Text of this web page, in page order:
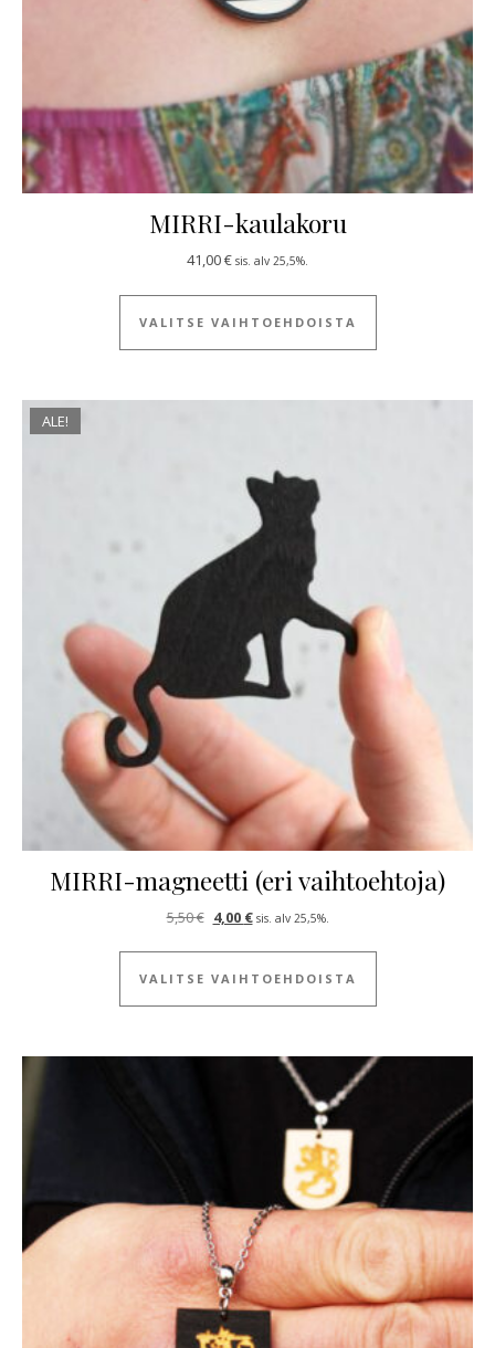
MIRRI-kaulakoru
41,00€ sis. alv 25,5%.
VALITSE VAIHTOEHDOISTA
Tällä tuotteella
ALE!
MIRRI-magneetti (eri vaihtoehtoja)
5,50€ Alkuperäinen hinta oli: 5,50 €.
4,00 €Nykyinen hinta on: 4,00 €.
sis. alv 25,5%.
VALITSE VAIHTOEHDOISTA
Tällä tuotteella